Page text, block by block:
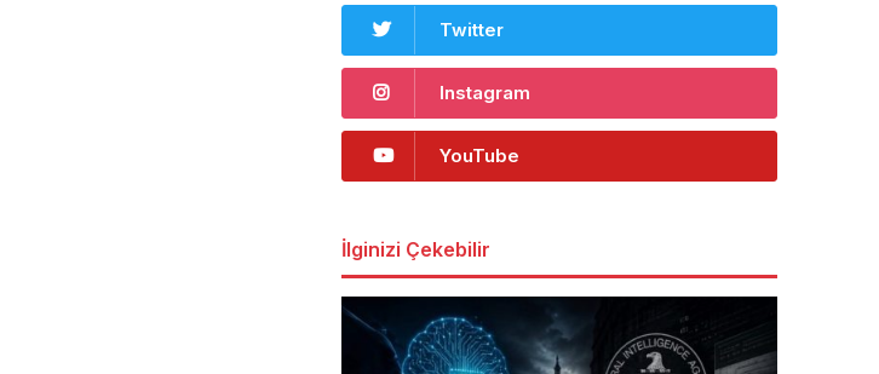
Twitter
Instagram
YouTube
İlginizi Çekebilir